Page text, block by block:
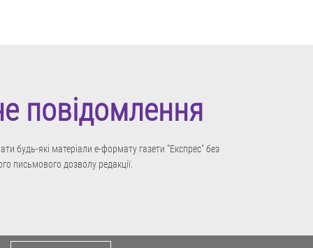
повідомлення
будь-які матеріали е-формату газети "Експрес" без
письмового дозволу редакції.